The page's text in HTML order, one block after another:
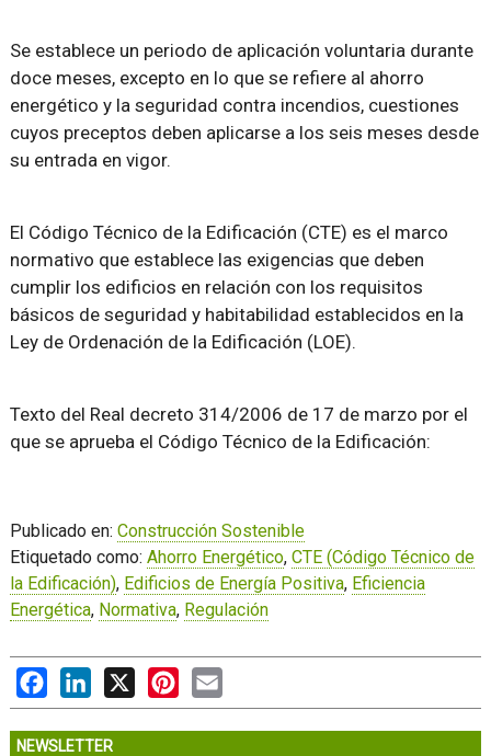
Se establece un periodo de aplicación voluntaria durante
doce meses, excepto en lo que se refiere al ahorro
energético y la seguridad contra incendios, cuestiones
cuyos preceptos deben aplicarse a los seis meses desde
su entrada en vigor.
El Código Técnico de la Edificación (CTE) es el marco
normativo que establece las exigencias que deben
cumplir los edificios en relación con los requisitos
básicos de seguridad y habitabilidad establecidos en la
Ley de Ordenación de la Edificación (LOE).
Texto del Real decreto 314/2006 de 17 de marzo por el
que se aprueba el Código Técnico de la Edificación:
Publicado en: Construcción Sostenible
Etiquetado como: Ahorro Energético, CTE (Código Técnico de
la Edificación), Edificios de Energía Positiva, Eficiencia
Energética, Normativa, Regulación
FacebookLinkedIn
X PinterestEmail
NEWSLETTER